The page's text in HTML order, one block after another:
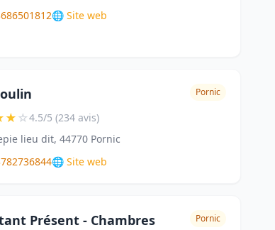
🌐 Site web
Pornic
★☆4.5/5 (234 avis)
lieu dit, 44770 Pornic
🌐 Site web
Présent - Chambres
Pornic